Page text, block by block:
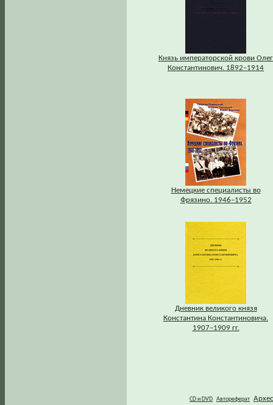
Князь императорской крови Олег
Константинович. 1892–1914
Немецкие специалисты во
Фрязино. 1946–1952
Дневник великого князя
Константина Константиновича.
1907–1909 гг.
CD и DVD Автореферат